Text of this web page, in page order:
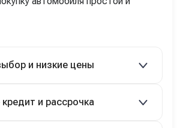
и низкие цены
и рассрочка